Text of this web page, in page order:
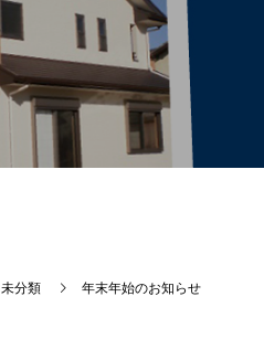
未分類 年末年始のお知らせ